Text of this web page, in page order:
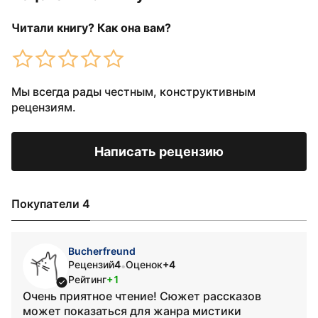
Читали книгу? Как она вам?
Мы всегда рады честным, конструктивным
рецензиям.
Написать рецензию
Покупатели 4
Bucherfreund
Рецензий4•Оценок+4
Рейтинг+1
Очень приятное чтение! Сюжет рассказов
может показаться для жанра мистики